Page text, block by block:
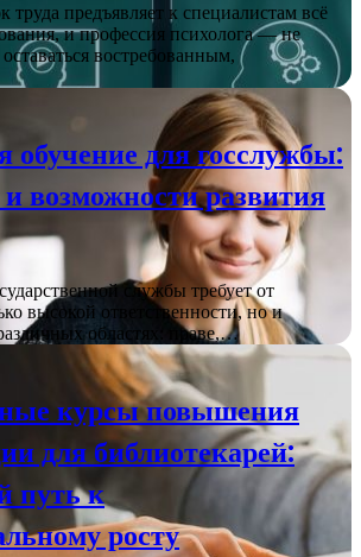
предъявляет к специалистам всё
и профессия психолога — не
востребованным,
обучение для госслужбы:
и возможности развития
службы требует от
высокой ответственности, но и
областях: праве,…
курсы повышения
для библиотекарей:
путь к
росту